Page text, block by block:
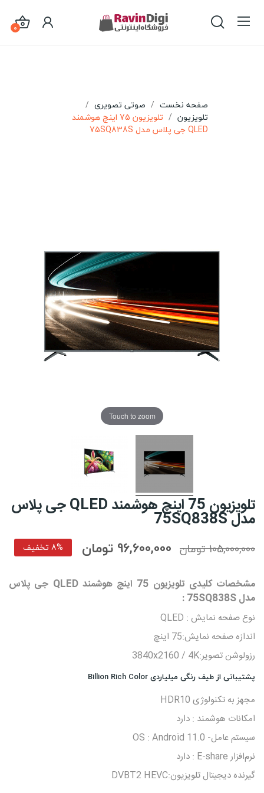
0
صفحه نخست
صوتی تصویری
تلویزیون
تلویزیون 75 اینچ هوشمند
QLED جی پلاس مدل 75SQ838S
Touch to zoom
تلویزیون 75 اینچ هوشمند QLED جی پلاس
مدل 75SQ838S
105,000,000 تومان 96,600,000 تومان 8% تخفیف
مشخصات کلیدی تلویزیون 75 اینچ هوشمند QLED جی پلاس
مدل 75SQ838S :
نوع صفحه نمایش : QLED
اندازه صفحه نمایش:75 اینچ
رزولوشن تصویر:3840x2160 / 4K
پشتیبانی از طیف رنگی میلیاردی Billion Rich Color
مجهز به تکنولوژی HDR10
امکانات هوشمند : دارد
سیستم عامل- OS : Android 11.0
نرم‌افزار E-share : دارد
گیرنده دیجیتال تلویزیون:DVBT2 HEVC